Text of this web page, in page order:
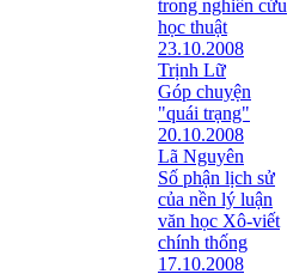
trong nghiên cứu
học thuật
23.10.2008
Trịnh Lữ
Góp chuyện
"quái trạng"
20.10.2008
Lã Nguyên
Số phận lịch sử
của nền lý luận
văn học Xô-viết
chính thống
17.10.2008